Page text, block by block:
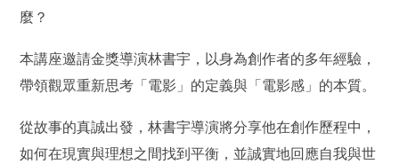
麼？
本講座邀請金獎導演林書宇，以身為創作者的多年經驗，
帶領觀眾重新思考「電影」的定義與「電影感」的本質。
從故事的真誠出發，林書宇導演將分享他在創作歷程中，
如何在現實與理想之間找到平衡，並誠實地回應自我與世